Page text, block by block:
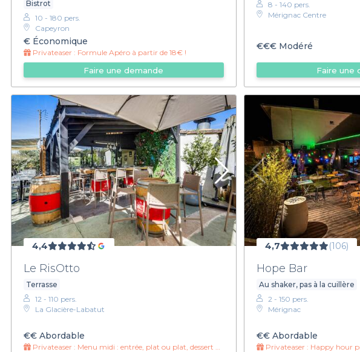
Bistrot
10 - 180 pers.
Capeyron
€ Économique
Privateaser : Formule Apéro à partir de 18€ !
Faire une demande
8 - 140 pers.
Mérignac Centre
€€€Modéré
Faire une
4,4
Le RisOtto
Terrasse
12 - 110 pers.
La Glacière-Labatut
€€ Abordable
Privateaser : Menu midi : entrée, plat ou plat, dessert à 15€ !
4,7 (106)
Hope Bar
Au shaker, pas à la cuillère
2 - 150 pers.
Mérignac
€€Abordable
Privateaser : Happy hour